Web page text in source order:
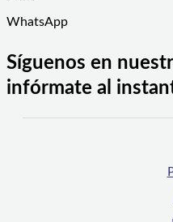
WhatsApp
Síguenos en
infórmate al